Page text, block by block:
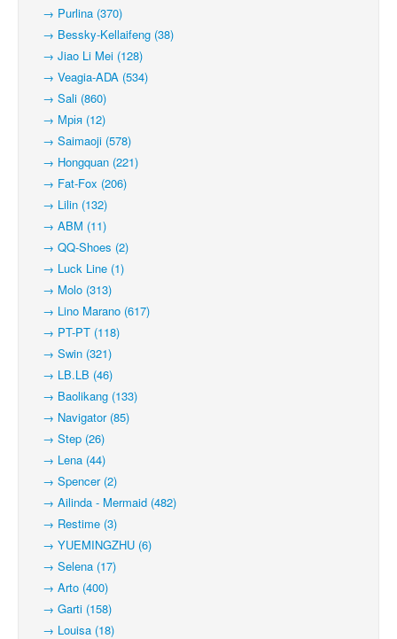
→ Purlina (370)
→ Bessky-Kellaifeng (38)
→ Jiao Li Mei (128)
→ Veagia-ADA (534)
→ Sali (860)
→ Мрія (12)
→ Saimaoji (578)
→ Hongquan (221)
→ Fat-Fox (206)
→ Lilin (132)
→ ABM (11)
→ QQ-Shoes (2)
→ Luck Line (1)
→ Molo (313)
→ Lino Marano (617)
→ PT-PT (118)
→ Swin (321)
→ LB.LB (46)
→ Baolikang (133)
→ Navigator (85)
→ Step (26)
→ Lena (44)
→ Spencer (2)
→ Ailinda - Mermaid (482)
→ Restime (3)
→ YUEMINGZHU (6)
→ Selena (17)
→ Arto (400)
→ Garti (158)
→ Louisa (18)